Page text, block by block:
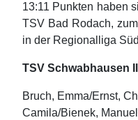
13:11 Punkten haben
TSV Bad Rodach,
in der Regionalliga
TSV Schwabhausen
Bruch, Emma/Ernst,
Camila/Bienek,